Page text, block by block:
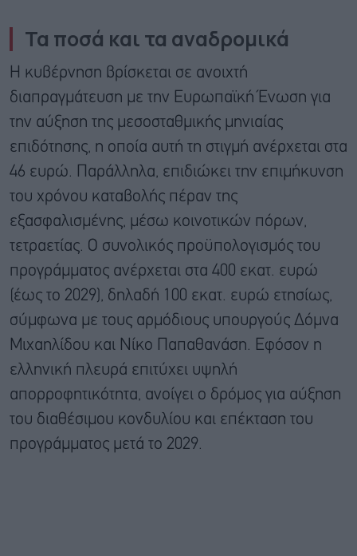
Τα ποσά και τα αναδρομικά
Η κυβέρνηση βρίσκεται σε ανοιχτή
διαπραγμάτευση με την Ευρωπαϊκή Ένωση για
την αύξηση της μεσοσταθμικής μηνιαίας
επιδότησης, η οποία αυτή τη στιγμή ανέρχεται στα
46 ευρώ. Παράλληλα, επιδιώκει την επιμήκυνση
του χρόνου καταβολής πέραν της
εξασφαλισμένης, μέσω κοινοτικών πόρων,
τετραετίας. Ο συνολικός προϋπολογισμός του
προγράμματος ανέρχεται στα 400 εκατ. ευρώ
(έως το 2029), δηλαδή 100 εκατ. ευρώ ετησίως,
σύμφωνα με τους αρμόδιους υπουργούς Δόμνα
Μιχαηλίδου και Νίκο Παπαθανάση. Εφόσον η
ελληνική πλευρά επιτύχει υψηλή
απορροφητικότητα, ανοίγει ο δρόμος για αύξηση
του διαθέσιμου κονδυλίου και επέκταση του
προγράμματος μετά το 2029.